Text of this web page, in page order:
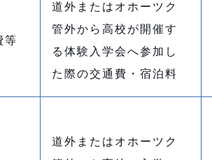
等
道外またはオホーツク
管外から高校が開催す
る体験入学会へ参加し
た際の交通費・宿泊料
道外またはオホーツク